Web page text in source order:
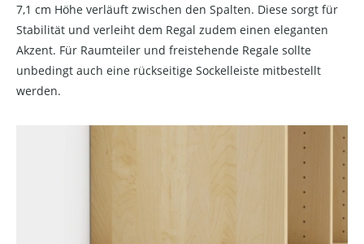
7,1 cm Höhe verläuft zwischen den Spalten. Diese sorgt für
Stabilität und verleiht dem Regal zudem einen eleganten
Akzent. Für Raumteiler und freistehende Regale sollte
unbedingt auch eine rückseitige Sockelleiste mitbestellt
werden.